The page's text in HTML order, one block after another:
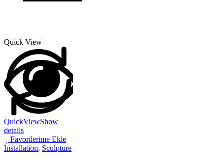
Quick View
QuickViewShow
details
Favorilerime Ekle
Installation, Sculpture